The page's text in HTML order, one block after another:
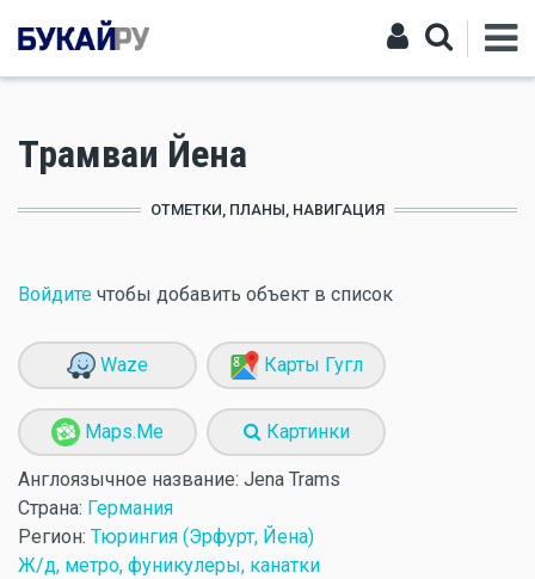
Трамваи Йена
ОТМЕТКИ, ПЛАНЫ, НАВИГАЦИЯ
Войдите чтобы добавить объект в список
Waze Карты Гугл
Maps.Me Картинки
Англоязычное название: Jena Trams
Страна: Германия
Регион: Тюрингия (Эрфурт, Йена)
Ж/д, метро, фуникулеры, канатки